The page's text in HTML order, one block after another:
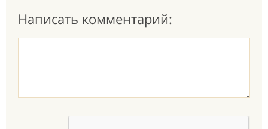
Написать комментарий: